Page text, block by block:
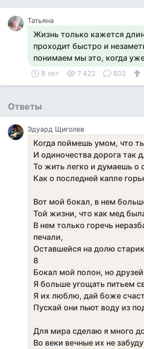
Татьяна
Жизнь только кажется
проходит быстро и
понимаем мы это, когда
8 лет 7 423 802
Ответы
Эдуард Щиголев
Когда поймешь умом, что
И одиночества дорога так
То жить легко и думаешь о
Как о последней капле
Вот мой бокал, в нем
Той жизни, что как мед
В нем только горечь
печали,
Оставшейся на долю
8
Бокал мой полон, но друзей
Я больше угощать питьем
Я их люблю, дай боже
Пускай они пьют воду из
Для мира сделаю я много
Во веки вечные их не